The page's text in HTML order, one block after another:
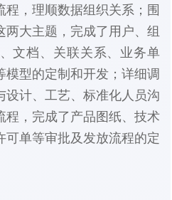
，理顺数据组织关系；围
大主题，完成了用户、组
文档、关联关系、业务单
型的定制和开发；详细调
设计、工艺、标准化人员沟
程，完成了产品图纸、技术
可单等审批及发放流程的定